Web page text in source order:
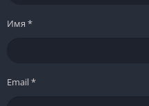
Имя *
Email*